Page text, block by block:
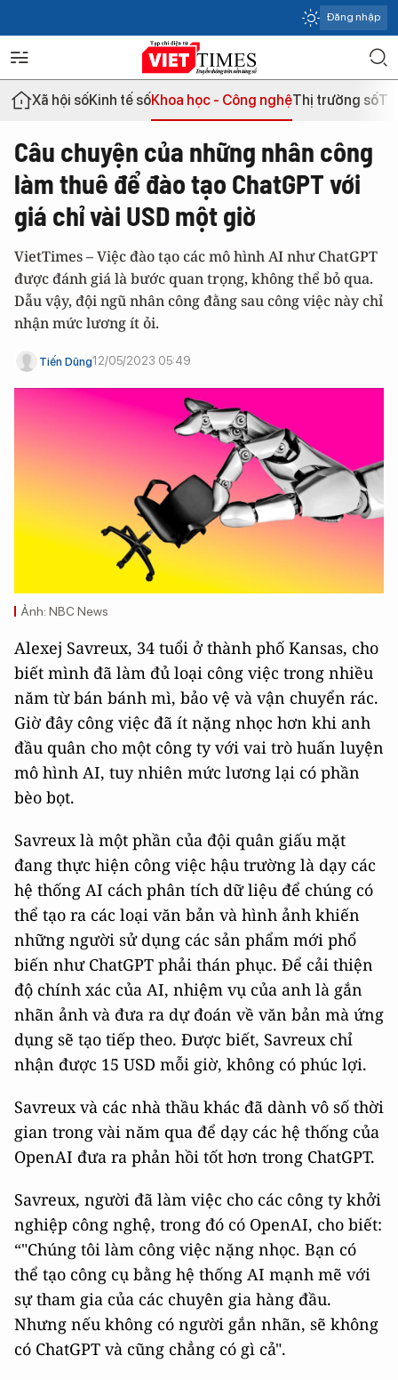
Đăng nhập
Xã hội sốKinh tế sốKhoa học - Công nghệThị trường số
Câu chuyện của những nhân công
làm thuê để đào tạo ChatGPT với
giá chỉ vài USD một giờ
VietTimes – Việc đào tạo các mô hình AI như ChatGPT
được đánh giá là bước quan trọng, không thể bỏ qua.
Dẫu vậy, đội ngũ nhân công đằng sau công việc này chỉ
nhận mức lương ít ỏi.
Tiến Dũng12/05/2023 05:49
Ảnh: NBC News
Alexej Savreux, 34 tuổi ở thành phố Kansas, cho
biết mình đã làm đủ loại công việc trong nhiều
năm từ bán bánh mì, bảo vệ và vận chuyển rác.
Giờ đây công việc đã ít nặng nhọc hơn khi anh
đầu quân cho một công ty với vai trò huấn luyện
mô hình AI, tuy nhiên mức lương lại có phần
bèo bọt.
Savreux là một phần của đội quân giấu mặt
đang thực hiện công việc hậu trường là dạy các
hệ thống AI cách phân tích dữ liệu để chúng có
thể tạo ra các loại văn bản và hình ảnh khiến
những người sử dụng các sản phẩm mới phổ
biến như ChatGPT phải thán phục. Để cải thiện
độ chính xác của AI, nhiệm vụ của anh là gắn
nhãn ảnh và đưa ra dự đoán về văn bản mà ứng
dụng sẽ tạo tiếp theo. Được biết, Savreux chỉ
nhận được 15 USD mỗi giờ, không có phúc lợi.
Savreux và các nhà thầu khác đã dành vô số thời
gian trong vài năm qua để dạy các hệ thống của
OpenAI đưa ra phản hồi tốt hơn trong ChatGPT.
Savreux, người đã làm việc cho các công ty khởi
nghiệp công nghệ, trong đó có OpenAI, cho biết:
“"Chúng tôi làm công việc nặng nhọc. Bạn có
thể tạo công cụ bằng hệ thống AI mạnh mẽ với
sự tham gia của các chuyên gia hàng đầu.
Nhưng nếu không có người gắn nhãn, sẽ không
có ChatGPT và cũng chẳng có gì cả".